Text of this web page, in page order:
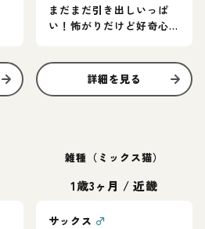
まだまだ引き出しいっぱ
い！怖がりだけど好奇心
詳細を見る
雑種（ミックス猫）
1歳3ヶ月 /近畿
サックス ♂